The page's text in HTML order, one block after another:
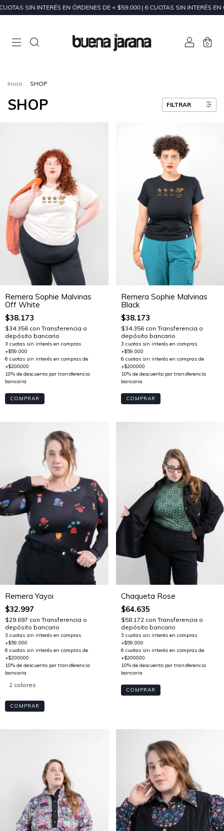
DE + $59.000 | 6 CUOTAS SIN INTERÉS EN ÓRDENES DE + $200.000
0
Inicio . SHOP
SHOP FILTRAR
Remera Sophie Malvinas
Off White
$38.173
$34.356 con Transferencia o
depósito bancario
COMPRAR
Remera Sophie Malvinas
Black
$38.173
$34.356 con Transferencia o
depósito bancario
COMPRAR
Remera Yayoi
$32.997
$29.697 con Transferencia o
depósito bancario
2 colores
COMPRAR
Chaqueta Rose
$64.635
$58.172 con Transferencia o
depósito bancario
COMPRAR